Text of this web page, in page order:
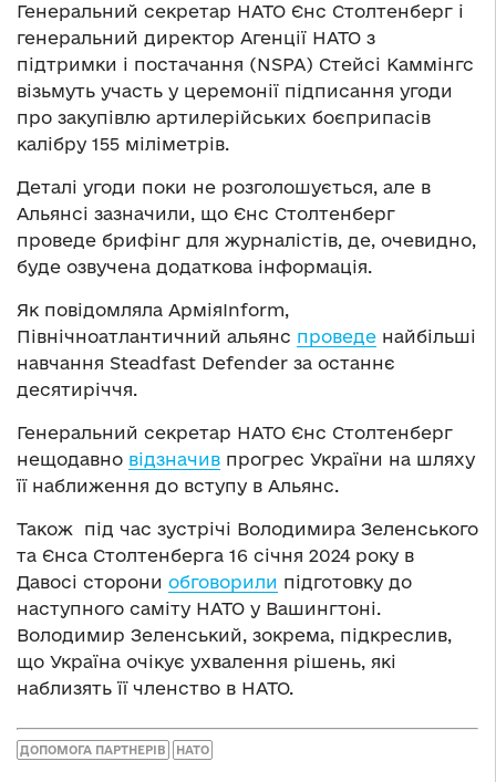
Генеральний секретар НАТО Єнс Столтенберг і
генеральний директор Агенції НАТО з
підтримки і постачання (NSPA) Стейсі Каммінгс
візьмуть участь у церемонії підписання угоди
про закупівлю артилерійських боєприпасів
калібру 155 міліметрів.
Деталі угоди поки не розголошується, але в
Альянсі зазначили, що Єнс Столтенберг
проведе брифінг для журналістів, де, очевидно,
буде озвучена додаткова інформація.
Як повідомляла АрміяInform,
Північноатлантичний альянс проведе найбільші
навчання Steadfast Defender за останнє
десятиріччя.
Генеральний секретар НАТО Єнс Столтенберг
нещодавно відзначив прогрес України на шляху
її наближення до вступу в Альянс.
Також під час зустрічі Володимира Зеленського
та Єнса Столтенберга 16 січня 2024 року в
Давосі сторони обговорили підготовку до
наступного саміту НАТО у Вашингтоні.
Володимир Зеленський, зокрема, підкреслив,
що Україна очікує ухвалення рішень, які
наблизять її членство в НАТО.
ДОПОМОГА ПАРТНЕРІВ НАТО